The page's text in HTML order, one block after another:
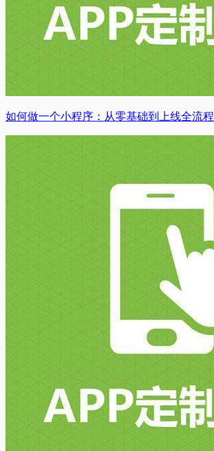
如何做一个小程序：从零基础到上线全流程